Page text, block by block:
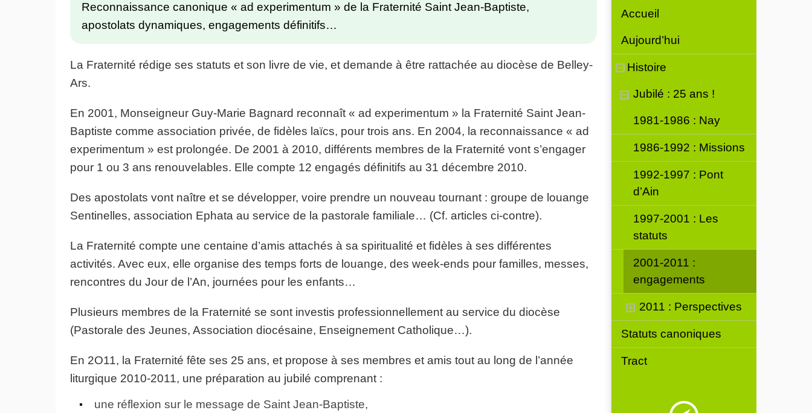
Reconnaissance canonique « ad experimentum » de la Fraternité Saint Jean-Baptiste,
apostolats dynamiques, engagements définitifs…
La Fraternité rédige ses statuts et son livre de vie, et demande à être rattachée au diocèse de Belley-
Ars.
En 2001, Monseigneur Guy-Marie Bagnard reconnaît « ad experimentum » la Fraternité Saint Jean-
Baptiste comme association privée, de fidèles laïcs, pour trois ans. En 2004, la reconnaissance « ad
experimentum » est prolongée. De 2001 à 2010, différents membres de la Fraternité vont s’engager
pour 1 ou 3 ans renouvelables. Elle compte 12 engagés définitifs au 31 décembre 2010.
Des apostolats vont naître et se développer, voire prendre un nouveau tournant : groupe de louange
Sentinelles, association Ephata au service de la pastorale familiale… (Cf. articles ci-contre).
La Fraternité compte une centaine d’amis attachés à sa spiritualité et fidèles à ses différentes
activités. Avec eux, elle organise des temps forts de louange, des week-ends pour familles, messes,
rencontres du Jour de l’An, journées pour les enfants…
Plusieurs membres de la Fraternité se sont investis professionnellement au service du diocèse
(Pastorale des Jeunes, Association diocésaine, Enseignement Catholique…).
En 2O11, la Fraternité fête ses 25 ans, et propose à ses membres et amis tout au long de l’année
liturgique 2010-2011, une préparation au jubilé comprenant :
une réflexion sur le message de Saint Jean-Baptiste,
Accueil
Aujourd’hui
Histoire
Jubilé : 25 ans !
1981-1986 : Nay
1986-1992 : Missions
1992-1997 : Pont
d’Ain
1997-2001 : Les
statuts
2001-2011 :
engagements
2011 : Perspectives
Statuts canoniques
Tract